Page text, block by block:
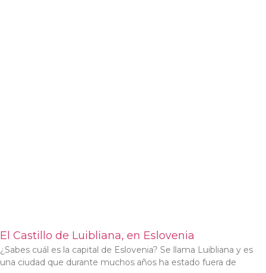
El Castillo de Luibliana, en Eslovenia
¿Sabes cuál es la capital de Eslovenia? Se llama Luibliana y es
una ciudad que durante muchos años ha estado fuera de